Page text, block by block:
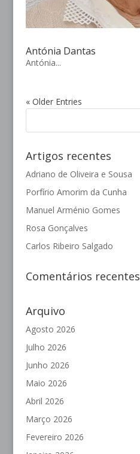
Antónia Dantas
Antónia...
« Older Entries
Artigos recentes
Adriano de Oliveira e Sousa
Porfírio Amorim da Cunha
Manuel Arménio Gomes
Rosa Gonçalves
Carlos Ribeiro Salgado
Comentários recentes
Arquivo
Agosto 2026
Julho 2026
Junho 2026
Maio 2026
Abril 2026
Março 2026
Fevereiro 2026